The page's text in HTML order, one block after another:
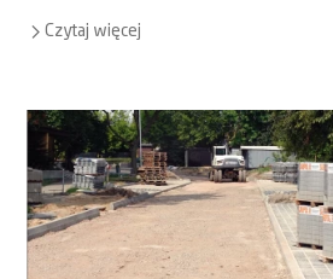
Czytaj więcej